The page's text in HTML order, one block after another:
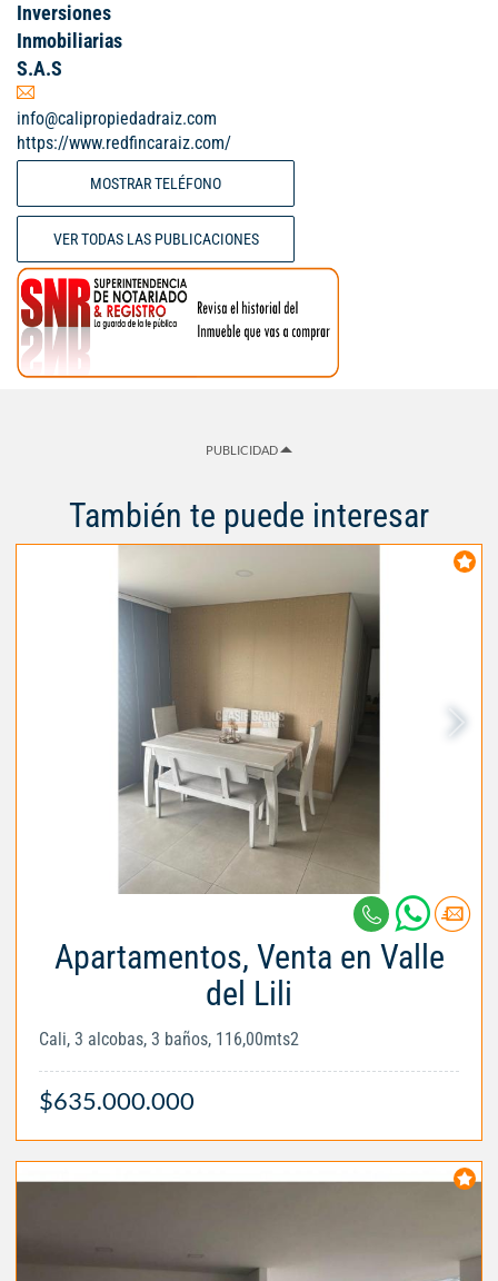
Inversiones
Inmobiliarias
S.A.S
info@calipropiedadraiz.com
https://www.redfincaraiz.com/
MOSTRAR TELÉFONO
VER TODAS LAS PUBLICACIONES
PUBLICIDAD
También te puede interesar
Apartamentos, Venta en Valle
del Lili
Cali, 3 alcobas, 3 baños, 116,00mts2
$635.000.000